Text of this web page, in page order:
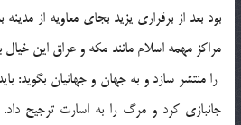
بود بعد از برقرارى يزيد بجاى معاويه از
مراكز مهمه اسلام مانند مكه و عراق اين
را منتشر سازد و به جهان و جهانيان بگويد:
جانبازى كرد و مرگ را به اسارت ترجيح